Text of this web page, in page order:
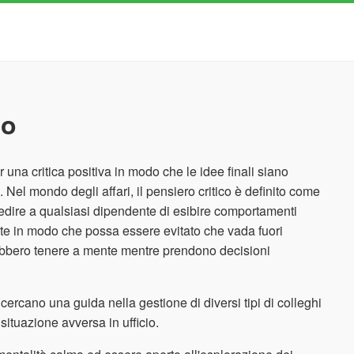
critica positiva in modo che le idee finali siano
mondo degli affari, il pensiero critico è definito come
a qualsiasi dipendente di esibire comportamenti
in modo che possa essere evitato che vada fuori
tenere a mente mentre prendono decisioni
una guida nella gestione di diversi tipi di colleghi
avversa in ufficio.